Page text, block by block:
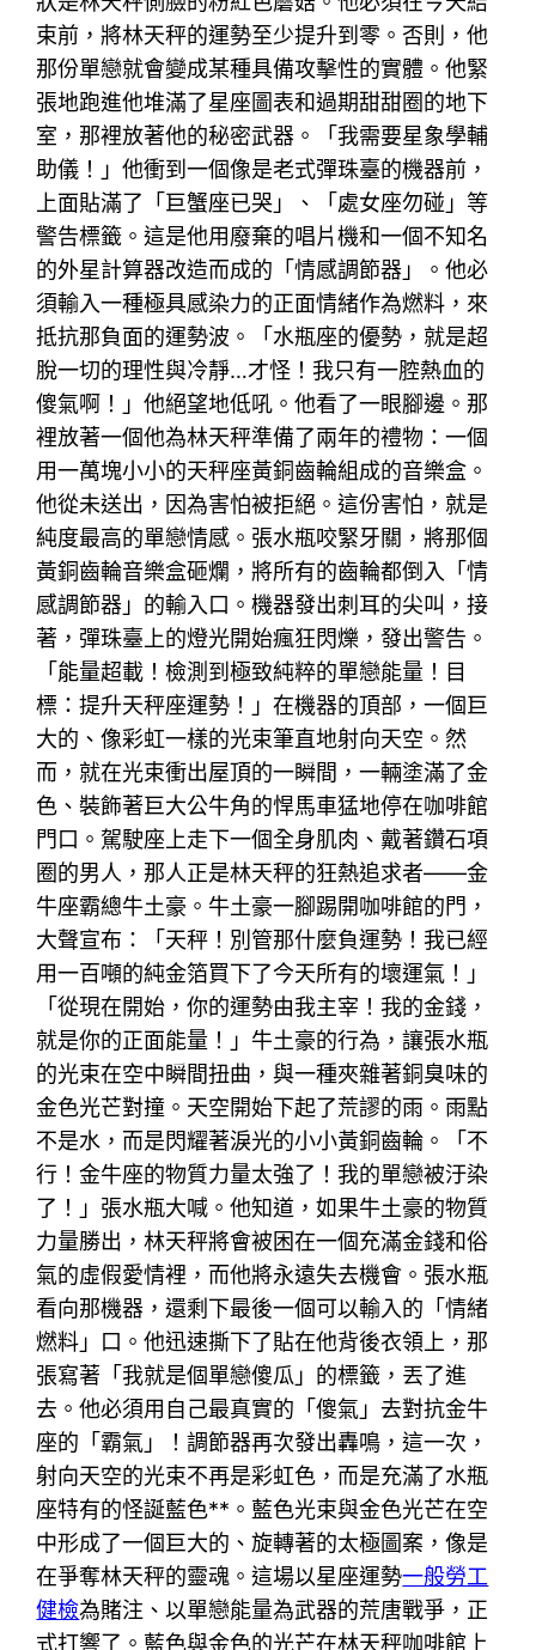
束前，將林天秤的運勢至少提升到零。否則，他
那份單戀就會變成某種具備攻擊性的實體。他緊
張地跑進他堆滿了星座圖表和過期甜甜圈的地下
室，那裡放著他的秘密武器。「我需要星象學輔
助儀！」他衝到一個像是老式彈珠臺的機器前，
上面貼滿了「巨蟹座已哭」、「處女座勿碰」等
警告標籤。這是他用廢棄的唱片機和一個不知名
的外星計算器改造而成的「情感調節器」。他必
須輸入一種極具感染力的正面情緒作為燃料，來
抵抗那負面的運勢波。「水瓶座的優勢，就是超
脫一切的理性與冷靜…才怪！我只有一腔熱血的
傻氣啊！」他絕望地低吼。他看了一眼腳邊。那
裡放著一個他為林天秤準備了兩年的禮物：一個
用一萬塊小小的天秤座黃銅齒輪組成的音樂盒。
他從未送出，因為害怕被拒絕。這份害怕，就是
純度最高的單戀情感。張水瓶咬緊牙關，將那個
黃銅齒輪音樂盒砸爛，將所有的齒輪都倒入「情
感調節器」的輸入口。機器發出刺耳的尖叫，接
著，彈珠臺上的燈光開始瘋狂閃爍，發出警告。
「能量超載！檢測到極致純粹的單戀能量！目
標：提升天秤座運勢！」在機器的頂部，一個巨
大的、像彩虹一樣的光束筆直地射向天空。然
而，就在光束衝出屋頂的一瞬間，一輛塗滿了金
色、裝飾著巨大公牛角的悍馬車猛地停在咖啡館
門口。駕駛座上走下一個全身肌肉、戴著鑽石項
圈的男人，那人正是林天秤的狂熱追求者——金
牛座霸總牛土豪。牛土豪一腳踢開咖啡館的門，
大聲宣布：「天秤！別管那什麼負運勢！我已經
用一百噸的純金箔買下了今天所有的壞運氣！」
「從現在開始，你的運勢由我主宰！我的金錢，
就是你的正面能量！」牛土豪的行為，讓張水瓶
的光束在空中瞬間扭曲，與一種夾雜著銅臭味的
金色光芒對撞。天空開始下起了荒謬的雨。雨點
不是水，而是閃耀著淚光的小小黃銅齒輪。「不
行！金牛座的物質力量太強了！我的單戀被汙染
了！」張水瓶大喊。他知道，如果牛土豪的物質
力量勝出，林天秤將會被困在一個充滿金錢和俗
氣的虛假愛情裡，而他將永遠失去機會。張水瓶
看向那機器，還剩下最後一個可以輸入的「情緒
燃料」口。他迅速撕下了貼在他背後衣領上，那
張寫著「我就是個單戀傻瓜」的標籤，丟了進
去。他必須用自己最真實的「傻氣」去對抗金牛
座的「霸氣」！調節器再次發出轟鳴，這一次，
射向天空的光束不再是彩虹色，而是充滿了水瓶
座特有的怪誕藍色**。藍色光束與金色光芒在空
中形成了一個巨大的、旋轉著的太極圖案，像是
在爭奪林天秤的靈魂。這場以星座運勢一般勞工
健檢為賭注、以單戀能量為武器的荒唐戰爭，正
式打響了。藍色與金色的光芒在林天秤咖啡館上